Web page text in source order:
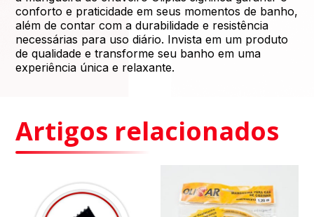
conforto e praticidade em seus momentos de banho,
além de contar com a durabilidade e resistência
necessárias para uso diário. Invista em um produto
de qualidade e transforme seu banho em uma
experiência única e relaxante.
Artigos relacionados